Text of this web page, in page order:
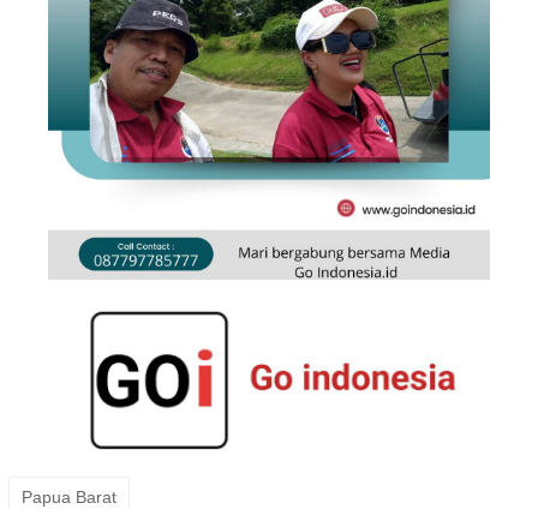
Papua Barat